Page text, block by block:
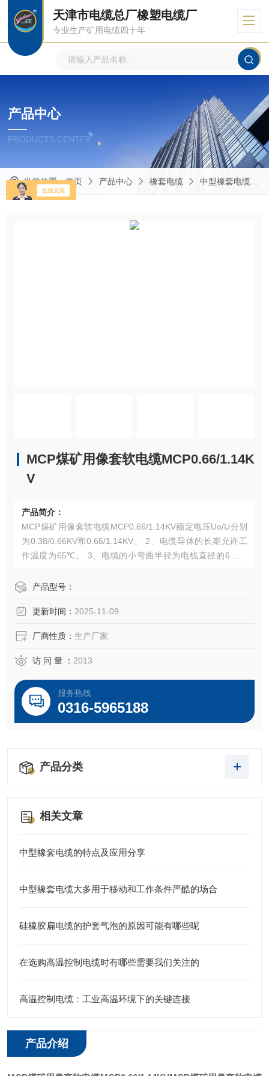
天津市电缆总厂橡塑电缆厂
专业生产矿用电缆四十年
产品中心
PRODUCTS CENTER
当前位置：首页 产品中心 橡套电缆 中型橡套电缆
MCP煤矿用像套软电缆MCP0.66/1.14K
V
产品简介：
MCP煤矿用像套软电缆MCP0.66/1.14KV额定电压Uo/U分别
为0.38/0.66KV和0.66/1.14KV。 2、电缆导体的长期允许工
作温度为65℃。 3、电缆的小弯曲半径为电线直径的6倍。
产品型号：
更新时间： 2025-11-09
厂商性质： 生产厂家
访 问 量 ： 2013
服务热线
0316-5965188
产品分类
相关文章
中型橡套电缆的特点及应用分享
中型橡套电缆大多用于移动和工作条件严酷的场合
硅橡胶扁电缆的护套气泡的原因可能有哪些呢
在选购高温控制电缆时有哪些需要我们关注的
高温控制电缆：工业高温环境下的关键连接
产品介绍